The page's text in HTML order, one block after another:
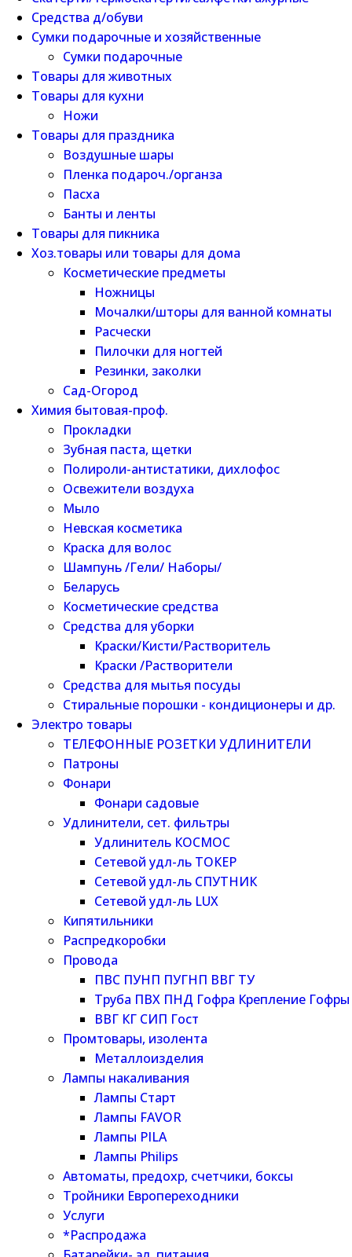
Средства д/обуви
Сумки подарочные и хозяйственные
Сумки подарочные
Товары для животных
Товары для кухни
Ножи
Товары для праздника
Воздушные шары
Пленка подароч./органза
Пасха
Банты и ленты
Товары для пикника
Хоз.товары или товары для дома
Косметические предметы
Ножницы
Мочалки/шторы для ванной комнаты
Расчески
Пилочки для ногтей
Резинки, заколки
Сад-Огород
Химия бытовая-проф.
Прокладки
Зубная паста, щетки
Полироли-антистатики, дихлофос
Освежители воздуха
Мыло
Невская косметика
Краска для волос
Шампунь /Гели/ Наборы/
Беларусь
Косметические средства
Средства для уборки
Краски/Кисти/Растворитель
Краски /Растворители
Средства для мытья посуды
Стиральные порошки - кондиционеры и др.
Электро товары
ТЕЛЕФОННЫЕ РОЗЕТКИ УДЛИНИТЕЛИ
Патроны
Фонари
Фонари садовые
Удлинители, сет. фильтры
Удлинитель КОСМОС
Сетевой удл-ль ТОКЕР
Сетевой удл-ль СПУТНИК
Сетевой удл-ль LUX
Кипятильники
Распредкоробки
Провода
ПВС ПУНП ПУГНП ВВГ ТУ
Труба ПВХ ПНД Гофра Крепление Гофры
ВВГ КГ СИП Гост
Промтовары, изолента
Металлоизделия
Лампы накаливания
Лампы Старт
Лампы FAVOR
Лампы PILA
Лампы Philips
Автоматы, предохр, счетчики, боксы
Тройники Европереходники
Услуги
*Распродажа